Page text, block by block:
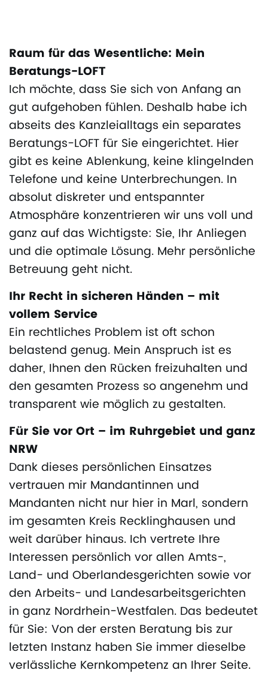
Raum für das Wesentliche: Mein
Beratungs-LOFT
Ich möchte, dass Sie sich von Anfang an
gut aufgehoben fühlen. Deshalb habe ich
abseits des Kanzleialltags ein separates
Beratungs-LOFT für Sie eingerichtet. Hier
gibt es keine Ablenkung, keine klingelnden
Telefone und keine Unterbrechungen. In
absolut diskreter und entspannter
Atmosphäre konzentrieren wir uns voll und
ganz auf das Wichtigste: Sie, Ihr Anliegen
und die optimale Lösung. Mehr persönliche
Betreuung geht nicht.
Ihr Recht in sicheren Händen – mit
vollem Service
Ein rechtliches Problem ist oft schon
belastend genug. Mein Anspruch ist es
daher, Ihnen den Rücken freizuhalten und
den gesamten Prozess so angenehm und
transparent wie möglich zu gestalten.
Für Sie vor Ort – im Ruhrgebiet und ganz
NRW
Dank dieses persönlichen Einsatzes
vertrauen mir Mandantinnen und
Mandanten nicht nur hier in Marl, sondern
im gesamten Kreis Recklinghausen und
weit darüber hinaus. Ich vertrete Ihre
Interessen persönlich vor allen Amts-,
Land- und Oberlandesgerichten sowie vor
den Arbeits- und Landesarbeitsgerichten
in ganz Nordrhein-Westfalen. Das bedeutet
für Sie: Von der ersten Beratung bis zur
letzten Instanz haben Sie immer dieselbe
verlässliche Kernkompetenz an Ihrer Seite.